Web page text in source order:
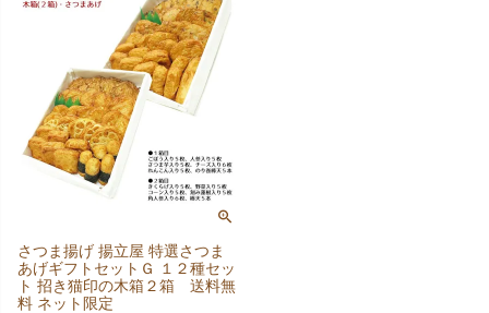
さつま揚げ 揚立屋 特選さつま
あげギフトセットＧ １２種セッ
ト 招き猫印の木箱２箱 送料無
料 ネット限定